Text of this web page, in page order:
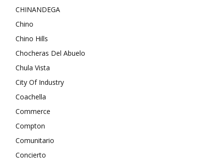
CHINANDEGA
Chino
Chino Hills
Chocheras Del Abuelo
Chula Vista
City Of Industry
Coachella
Commerce
Compton
Comunitario
Concierto